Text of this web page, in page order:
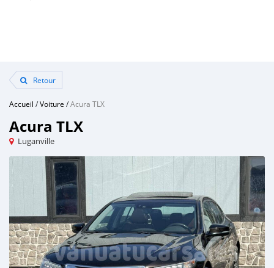
Retour
Accueil /Voiture /Acura TLX
Acura TLX
Luganville